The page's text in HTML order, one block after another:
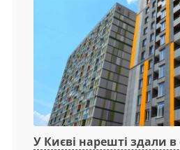
У Києві нарешті здали в